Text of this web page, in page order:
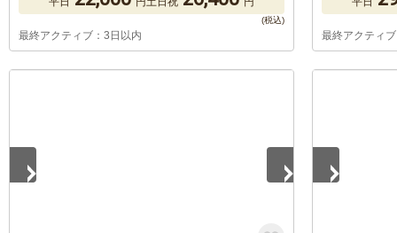
最終アクティブ：3日以内 最終アクティ